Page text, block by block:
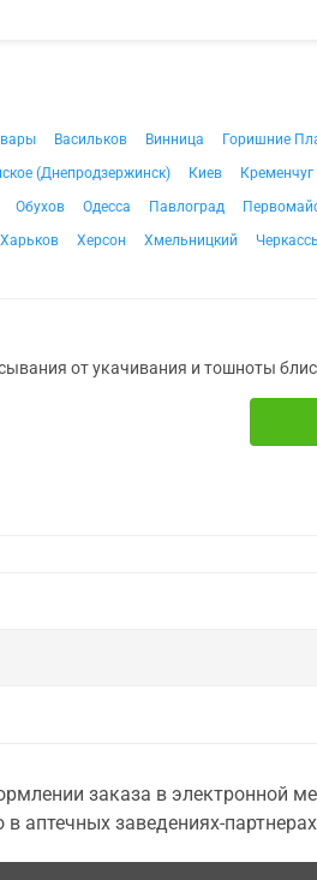
Васильков Винница Горишние
(Днепродзержинск) Киев Кременчуг
Обухов Одесса Павлоград
Харьков Херсон Хмельницкий
от укачивания и тошноты
заказа в электронной
аптечных заведениях-